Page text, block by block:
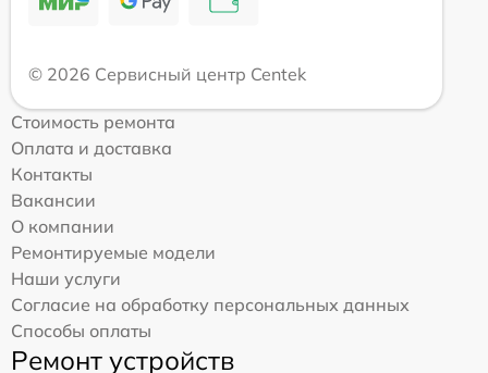
© 2026 Сервисный центр Centek
Стоимость ремонта
Оплата и доставка
Контакты
Вакансии
О компании
Ремонтируемые модели
Наши услуги
Согласие на обработку персональных данных
Способы оплаты
Ремонт устройств